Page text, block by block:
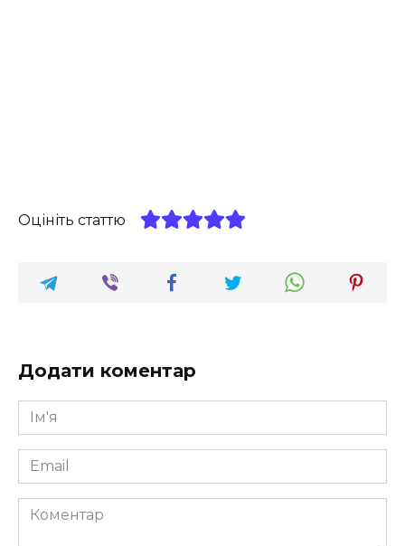
Оцініть статтю
Додати коментар
Ім'я
*
Email
*
Коментар